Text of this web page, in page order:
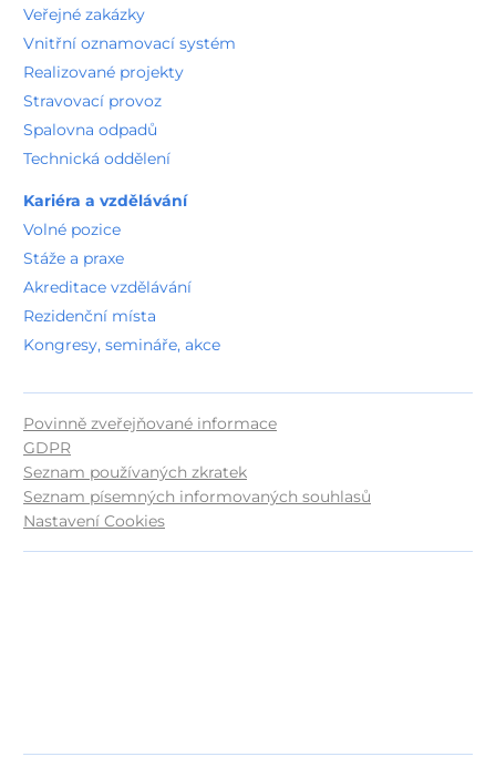
Rezidenční místa
Kongresy, semináře, akce
Povinně zveřejňované informace
GDPR
Seznam písemných informovaných souhlasů
Nastavení Cookies
© 2026, Nemocnice Rudolfa a Stefanie Benešov,